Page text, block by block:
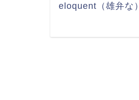
eloquent（雄弁な）